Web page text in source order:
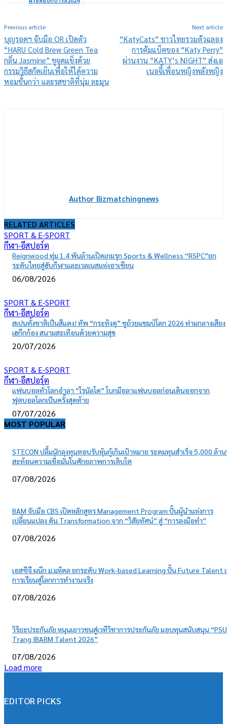
Previous article
บุญรอดฯ จับมือ OR เปิดตัว
“HARU Cold Brew Green Tea
กลิ่น Jasmine” ชูจุดแข็งด้วย
กรรมวิธีสกัดเย็นเพื่อให้ได้ความ
หอมขั้นกว่า และรสชาติที่นุ่ม ละมุน
Next article
“KatyCats” ชาวไทยรวมตัวฉลอง
การคัมแบ็คของ “Katy Perry”
ผ่านงาน “KATY’s NIGHT” ส่งเอ
เนอจี้เพื่อนหญิงพลังหญิง
Author Bizmatchingnews
RELATED ARTICLES
SPORT & E-SPORT
กีฬา-อีสปอร์ต
Reignwood ทุ่ม 1.4 พันล้านเปิดเกมรุก Sports & Wellness “RSPC”ยก
ระดับไทยสู่ฮับกีฬาและเวลเนสแห่งอาเซียน
06/08/2026
SPORT & E-SPORT
กีฬา-อีสปอร์ต
สเปนทั้งชาติเป็นสีแดง! ทัพ “กระทิงดุ” ชูถ้วยแชมป์โลก 2026 ท่ามกลางเสียง
เฮกึกก้อง สนามสะเทือนด้วยความสุข
20/07/2026
SPORT & E-SPORT
กีฬา-อีสปอร์ต
แฟนบอลทั่วโลกอำลา “โรนัลโด” โบกมือลาแฟนบอลก่อนเดินออกจาก
ฟุตบอลโลกเป็นครั้งสุดท้าย
07/07/2026
MOST POPULAR
STECON ปลื้มนักลงทุนตอบรับหุ้นกู้เกินเป้าหมาย ระดมทุนสำเร็จ 5,000 ล้า
สะท้อนความเชื่อมั่นในศักยภาพการเติบโต
07/08/2026
BAM จับมือ CBS เปิดหลักสูตร Management Program ปั้นผู้นำแห่งการ
เปลี่ยนแปลง ดัน Transformation จาก “วิสัยทัศน์” สู่ “การลงมือทำ”
07/08/2026
เอสซีจี ผนึก ม.มหิดล ยกระดับ Work-based Learning ปั้น Future Talent
การเรียนสู่โลกการทำงานจริง
07/08/2026
วิริยะประกันภัย หนุนเยาวชนสู่เวทีวิชาการประกันภัย มอบทุนสนับสนุน “PSU
Trang IBARM Talent 2026”
07/08/2026
Load more
EDITOR PICKS